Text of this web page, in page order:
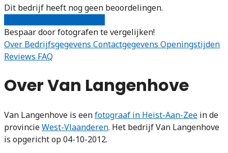
Dit bedrijf heeft nog geen beoordelingen.
Bespaar door fotografen te vergelijken!
Over Bedrijfsgegevens Contactgegevens Openingstijden
Reviews FAQ
Over Van Langenhove
Van Langenhove is eenfotograaf in Heist-Aan-Zee in de
provincieWest-Vlaanderen. Het bedrijf Van Langenhove
is opgericht op 04-10-2012.